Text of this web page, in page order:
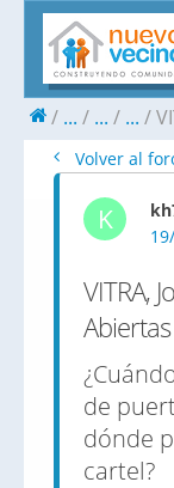
... ... ...
Volver al
K
VITRA,
Abiertas
de
dónde
cartel?